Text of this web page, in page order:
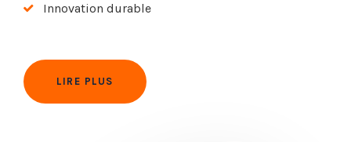
Innovation durable
LIRE PLUS